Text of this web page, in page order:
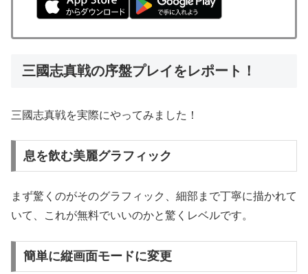
三國志真戦の序盤プレイをレポート！
三國志真戦を実際にやってみました！
息を飲む美麗グラフィック
まず驚くのがそのグラフィック、細部まで丁寧に描かれて
いて、これが無料でいいのかと驚くレベルです。
簡単に縦画面モードに変更